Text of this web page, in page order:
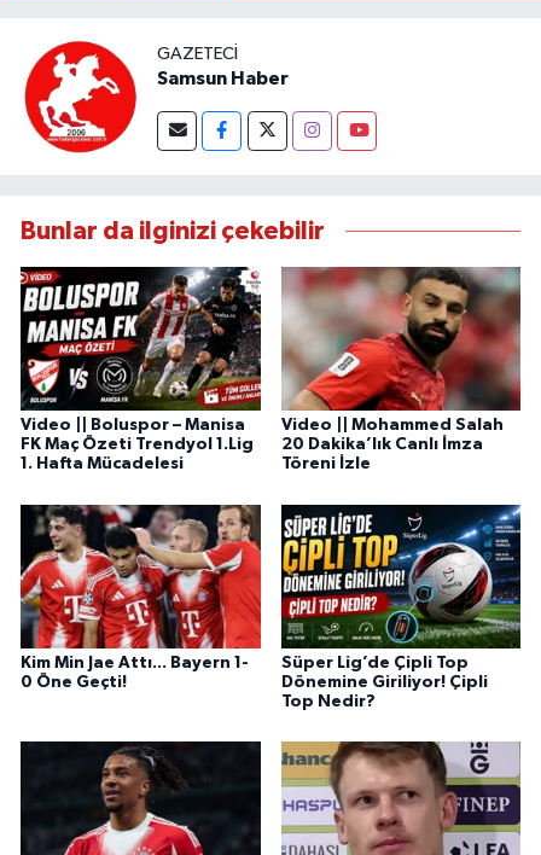
GAZETECI
Samsun Haber
Bunlar da ilginizi çekebilir
Video || Boluspor – Manisa
FK Maç Özeti Trendyol 1.Lig
1. Hafta Mücadelesi
Video || Mohammed Salah
20 Dakika’lık Canlı İmza
Töreni İzle
Kim Min Jae Attı... Bayern 1-
0 Öne Geçti!
Süper Lig’de Çipli Top
Dönemine Giriliyor! Çipli
Top Nedir?